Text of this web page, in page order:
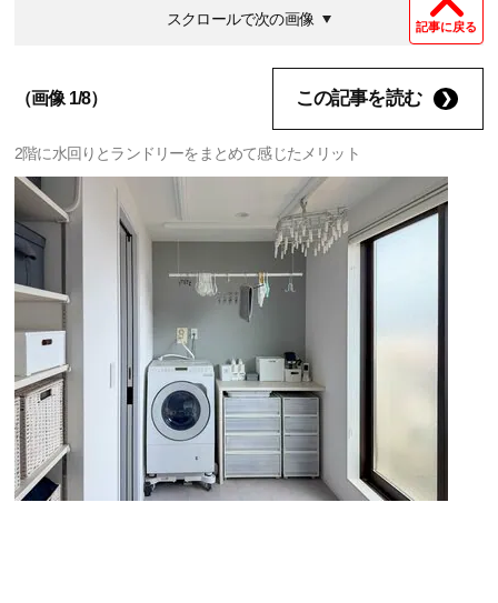
記事に戻る
スクロールで次の画像
（画像 1/8） この記事を読む
2階に水回りとランドリーをまとめて感じたメリット